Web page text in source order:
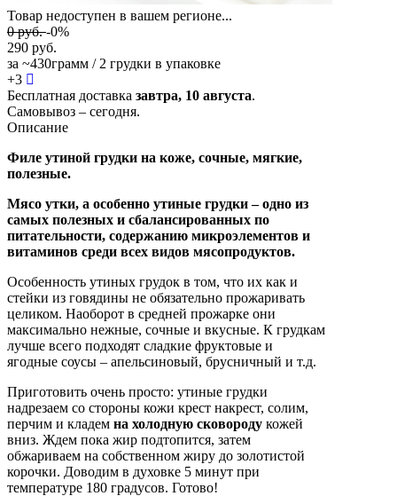
Товар недоступен в вашем регионе...
0руб.-0%
290 руб.
за ~430грамм / 2 грудки в упаковке
+3
Бесплатная доставка завтра, 10 августа.
Самовывоз – сегодня.
Описание
Филе утиной грудки на коже, сочные, мягкие,
полезные.
Мясо утки, а особенно утиные грудки – одно из
самых полезных и сбалансированных по
питательности, содержанию микроэлементов и
витаминов среди всех видов мясопродуктов.
Особенность утиных грудок в том, что их как и
стейки из говядины не обязательно прожаривать
целиком. Наоборот в средней прожарке они
максимально нежные, сочные и вкусные. К грудкам
лучше всего подходят сладкие фруктовые и
ягодные соусы – апельсиновый, брусничный и т.д.
Приготовить очень просто: утиные грудки
надрезаем со стороны кожи крест накрест, солим,
перчим и кладем на холодную сковороду кожей
вниз. Ждем пока жир подтопится, затем
обжариваем на собственном жиру до золотистой
корочки. Доводим в духовке 5 минут при
температуре 180 градусов. Готово!